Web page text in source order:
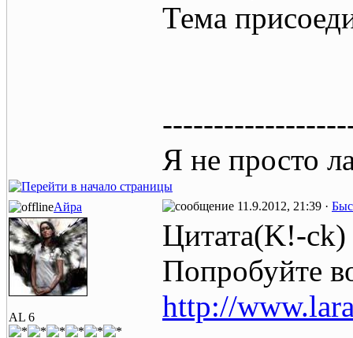
Тема
Я не просто
Айра 11.9.2012, 21:39 ·
AL 6
Цитата(K!-ck)
Попробуйте
http://